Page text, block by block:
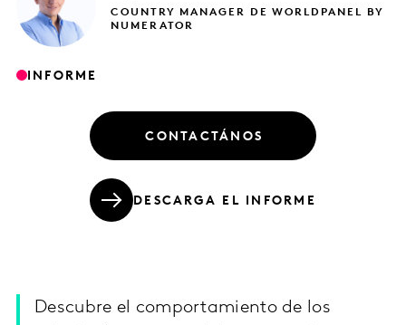
COUNTRY MANAGER DE WORLDPANEL BY
NUMERATOR
INFORME
CONTACTÁNOS
DESCARGA EL INFORME
Descubre el comportamiento de los